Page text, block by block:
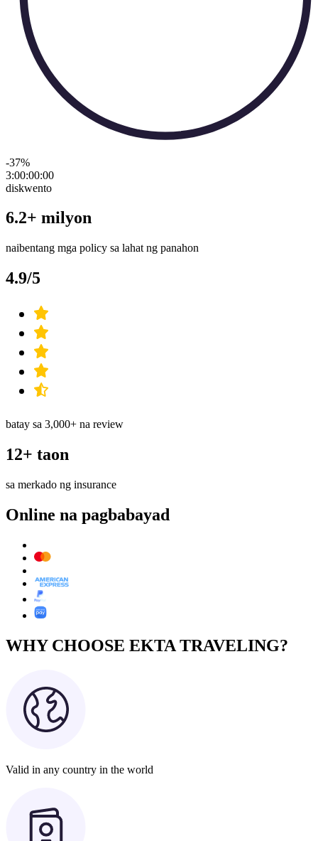
-37%
3:00:00:00
diskwento
6.2+ milyon
naibentang mga policy sa lahat ng panahon
4.9/5
batay sa 3,000+ na review
12+ taon
sa merkado ng insurance
Online na pagbabayad
WHY CHOOSE EKTA TRAVELING?
Valid in any country in the world